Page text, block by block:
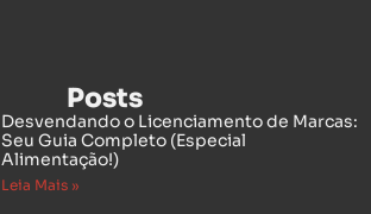
Posts
Desvendando o Licenciamento de Marcas:
Seu Guia Completo (Especial
Alimentação!)
Leia Mais »